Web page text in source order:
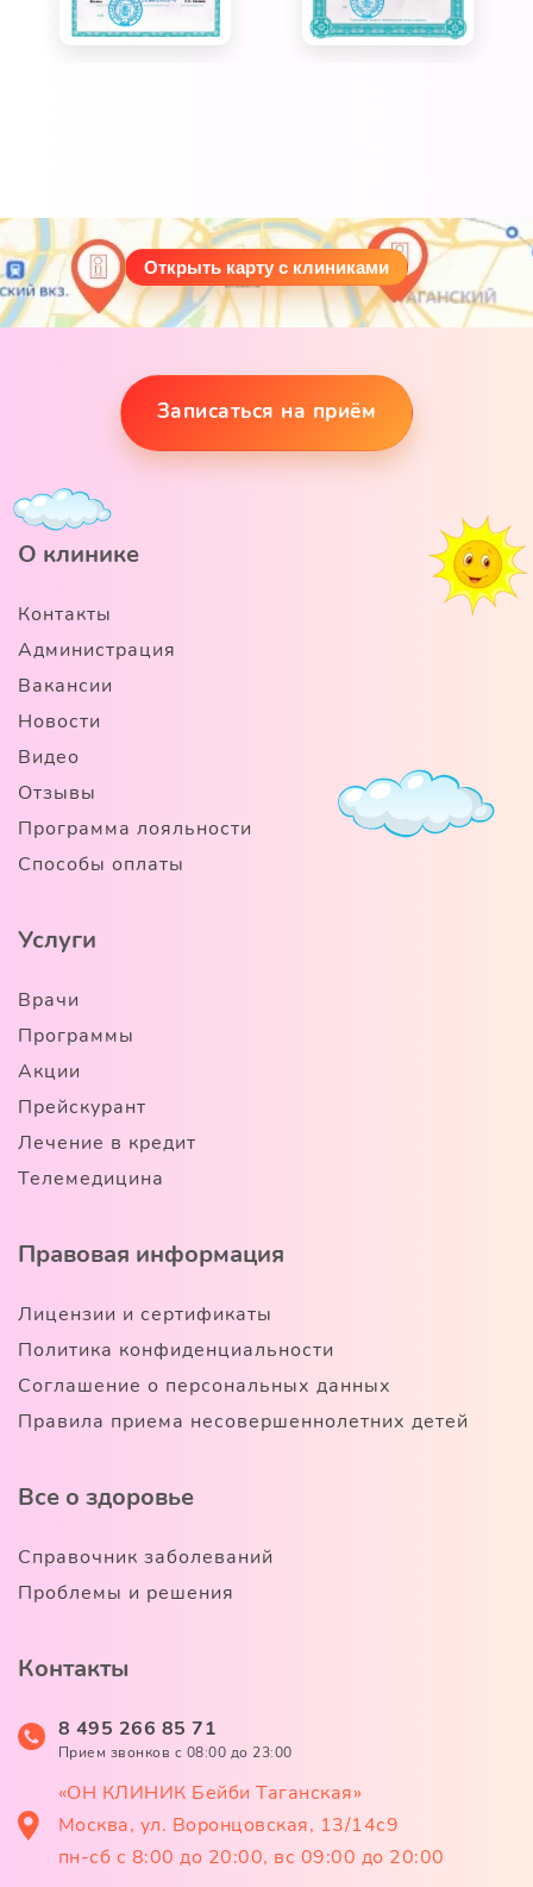
Открыть карту с клиниками
Записаться на приём
О клинике
Контакты
Администрация
Вакансии
Новости
Видео
Отзывы
Программа лояльности
Способы оплаты
Услуги
Врачи
Программы
Акции
Прейскурант
Лечение в кредит
Телемедицина
Правовая информация
Лицензии и сертификаты
Политика конфиденциальности
Соглашение о персональных данных
Правила приема несовершеннолетних детей
Все о здоровье
Справочник заболеваний
Проблемы и решения
Контакты
8 495 266 85 71
Прием звонков c 08:00 до 23:00
«ОН КЛИНИК Бейби Таганская»
Москва, ул. Воронцовская, 13/14с9
пн-сб с 8:00 до 20:00, вс 09:00 до 20:00